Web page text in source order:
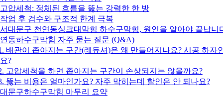
압세척: 정체된 흐름을 뚫는 강력한 한 방
업 후 검수와 구조적 한계 극복
대문구 천연동싱크대막힘 하수구막힘, 원인을 알아야 끝납니
동하수구막힘 자주 묻는 질문 (Q&A)
배관이 좁아지는 구간(레듀셔)은 왜 만들어지나요? 시공 하자
?
고압세척을 하면 좁아지는 구간이 손상되지는 않을까요?
뚫는 비용은 얼마인가요? 자주 막히는데 할인은 안 되나요?
문구하수구막힘 마무리 요약